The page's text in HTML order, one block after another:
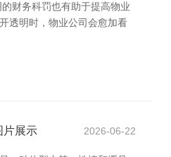
财务科罚也有助于提高物业
透明时，物业公司会愈加看
片展示 2026-06-22